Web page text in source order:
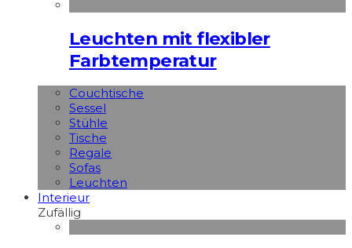
Leuchten mit flexibler
Farbtemperatur
Couchtische
Sessel
Stühle
Tische
Regale
Sofas
Leuchten
Interieur
Zufällig